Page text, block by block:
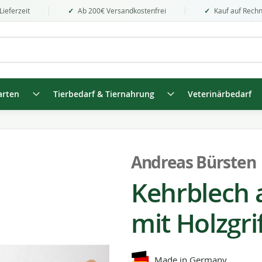
Ab 200€ Versandkostenfrei Kauf auf
Tierbedarf & Tiernahrung Veterinärbedarf
Andreas Bürsten
Kehrblech
mit
Made in Germany